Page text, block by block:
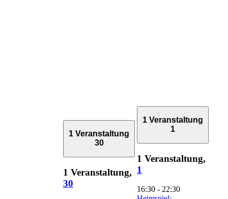
1 Veranstaltung
30
1 Veranstaltung,
30
1 Veranstaltung
1
1 Veranstaltung,
1
16:30 - 22:30